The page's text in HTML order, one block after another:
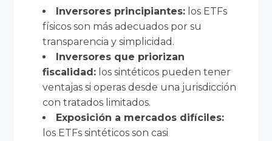
Inversores principiantes: los ETFs
físicos son más adecuados por su
transparencia y simplicidad.
Inversores que priorizan
fiscalidad: los sintéticos pueden tener
ventajas si operas desde una jurisdicción
con tratados limitados.
Exposición a mercados difíciles:
los ETFs sintéticos son casi